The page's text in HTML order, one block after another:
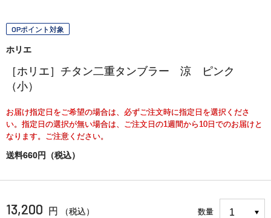
OPポイント対象
ホリエ
［ホリエ］チタン二重タンブラー 涼 ピンク
（小）
お届け指定日をご希望の場合は、必ずご注文時に指定日を選択くださ
い。指定日の選択が無い場合は、ご注文日の1週間から10日でのお届けと
なります。ご注意ください。
送料660円（税込）
13,200 円 （税込） 数量